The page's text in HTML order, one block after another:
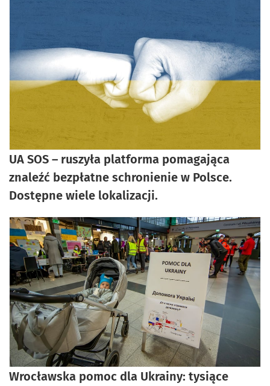
UA SOS – ruszyła platforma pomagająca
znaleźć bezpłatne schronienie w Polsce.
Dostępne wiele lokalizacji.
Wrocławska pomoc dla Ukrainy: tysiące